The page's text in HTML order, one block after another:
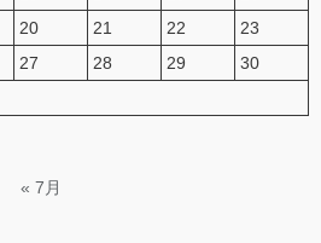
20 21 22
23
27 28 29
30
« 7月